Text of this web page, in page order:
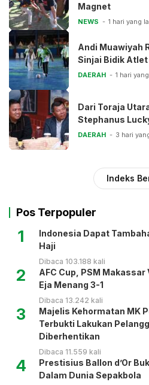
Magnet
NEWS 1 hari yang
Andi Muawiyah
Sinjai Bidik
DAERAH 1 hari
Dari Toraja
Stephanus
DAERAH 3 hari
Indeks
Pos Terpopuler
1
Indonesia Dapat
Haji
Dibaca 103.188 kali
2
AFC Cup, PSM
Eja Menang 3-1
Dibaca 13.242 kali
3
Majelis Kehormatan MK
Terbukti Lakukan
Diberhentikan
Dibaca 11.559 kali
4
Prestisius Ballon d’Or
Dalam Dunia Sepakbola